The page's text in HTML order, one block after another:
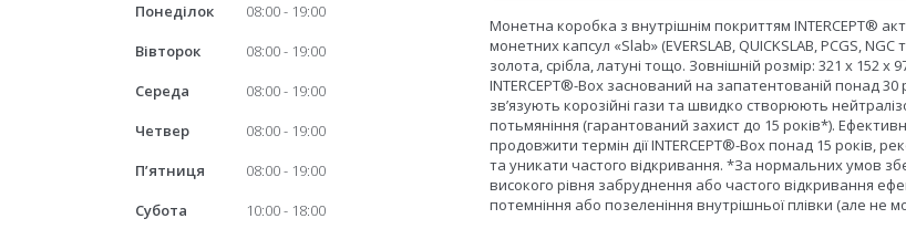
Монетна коробка з внутрішнім покриттям INTERCEPT®
монетних капсул «Slab» (EVERSLAB, QUICKSLAB, PCGS,
золота, срібла, латуні тощо. Зовнішній розмір: 321 x 152
INTERCEPT®-Box заснований на запатентованій понад 30
зв’язують корозійні гази та швидко створюють
потьмяніння (гарантований захист до 15 років*).
продовжити термін дії INTERCEPT®-Box понад 15 років,
та уникати частого відкривання. *За нормальних умов
високого рівня забруднення або частого відкривання
потемніння або позеленіння внутрішньої плівки (але не
Понеділок 08:00
19:00
Вівторок
08:00
19:00
Середа
08:00
19:00
Четвер
08:00
19:00
Пʼятниця
08:00
19:00
Субота
10:00
18:00